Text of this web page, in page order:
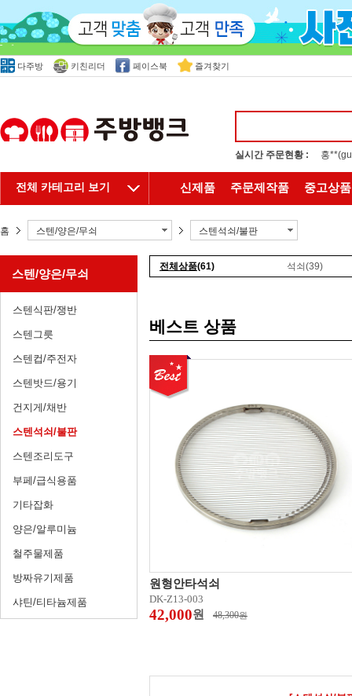
다주방 키친리더 페이스북 즐겨찾기
실시간 주문현황 : 홍
신제품 주문제작품 중고상품
전체 카테고리 보기
홈 스텐/양은/무쇠 스텐석쇠/불판
스텐/양은/무쇠
스텐식판/쟁반
스텐그릇
스텐컵/주전자
스텐밧드/용기
건지게/채반
스텐석쇠/불판
스텐조리도구
부페/급식용품
기타잡화
양은/알루미늄
철주물제품
방짜유기제품
샤틴/티타늄제품
전체상품(61) 석쇠 (39)
베스트 상품
원형안타석쇠
DK-Z13-003
42,000원 48,300원